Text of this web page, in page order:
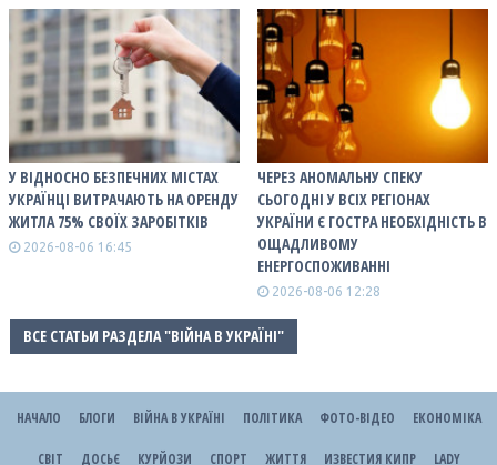
У ВІДНОСНО БЕЗПЕЧНИХ МІСТАХ
УКРАЇНЦІ ВИТРАЧАЮТЬ НА ОРЕНДУ
ЖИТЛА 75% СВОЇХ ЗАРОБІТКІВ
2026-08-06 16:45
ЧЕРЕЗ АНОМАЛЬНУ СПЕКУ
СЬОГОДНІ У ВСІХ РЕГІОНАХ
УКРАЇНИ Є ГОСТРА НЕОБХІДНІСТЬ В
ОЩАДЛИВОМУ
ЕНЕРГОСПОЖИВАННІ
2026-08-06 12:28
ВСЕ СТАТЬИ РАЗДЕЛА "ВІЙНА В УКРАЇНІ"
НАЧАЛО БЛОГИ ВІЙНА В УКРАЇНІ ПОЛІТИКА ФОТО-ВІДЕО ЕКОНОМІКА
СВІТ ДОСЬЄ КУРЙОЗИ СПОРТ ЖИТТЯ ИЗВЕСТИЯ КИПР LADY